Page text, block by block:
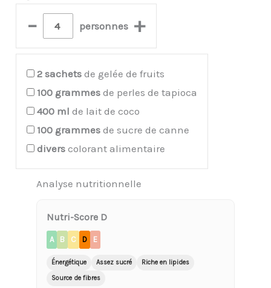
– personnes +
2 sachets de gelée de fruits
100 grammes de perles de tapioca
400 ml de lait de coco
100 grammes de sucre de canne
divers colorant alimentaire
Analyse nutritionnelle
Nutri-Score D
A B C D E
Énergétique Assez sucré
Riche en lipides
Source de fibres